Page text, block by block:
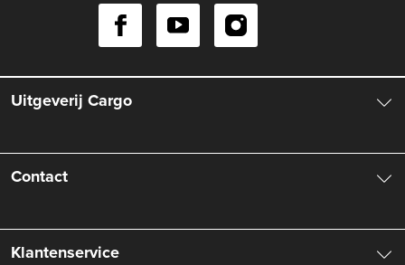
Uitgeverij Cargo
Over ons
Vacatures
Contact
Contactinformatie
Klantenservice